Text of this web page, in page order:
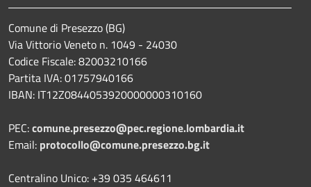
Comune di Presezzo (BG)
Via Vittorio Veneto n. 1049 - 24030
Codice Fiscale: 82003210166
Partita IVA: 01757940166
IBAN: IT12Z0844053920000000310160
PEC:comune.presezzo@pec.regione.lombardia.it
Email: protocollo@comune.presezzo.bg.it
Centralino Unico: +39 035 464611